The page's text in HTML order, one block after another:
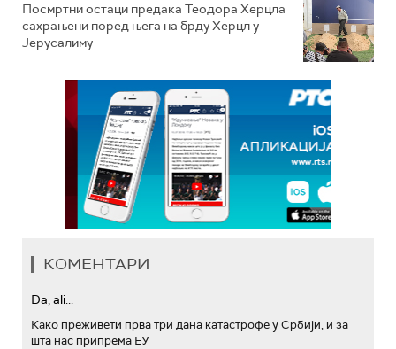
Посмртни остаци предака Теодора Херцла
сахрањени поред њега на брду Херцл у
Јерусалиму
КОМЕНТАРИ
Da, ali...
Како преживети прва три дана катастрофе у Србији, и за
шта нас припрема ЕУ